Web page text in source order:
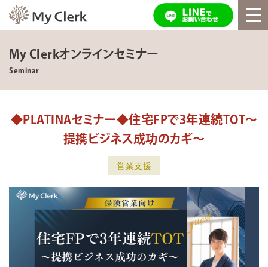
My Clerkオンラインセミナー
Seminar
◆PLATINAセミナー◆住宅FPで3年連続TOT～
提携ビジネス成功のカギ～
営業支援